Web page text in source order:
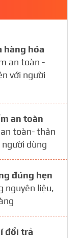
hàng hóa
an toàn -
với người
an toàn
toàn- thân
dùng
đúng hẹn
nguyên liệu,
đổi trả